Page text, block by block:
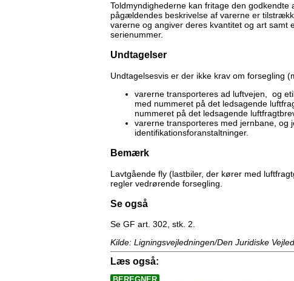
Toldmyndighederne kan fritage den
pågældendes beskrivelse af varerne er
varerne og angiver deres kvantitet og art
serienummer.
Undtagelser
Undtagelsesvis er der ikke krav om forsegling
varerne transporteres ad luftvejen, og
med nummeret på det ledsagende
nummeret på det ledsagende
varerne transporteres med jernbane, og
identifikationsforanstaltninger.
Bemærk
Lavtgående fly (lastbiler, der kører med
regler vedrørende forsegling.
Se også
Se GF art. 302, stk. 2.
Kilde: Ligningsvejledningen/Den Juridiske
Læs også: